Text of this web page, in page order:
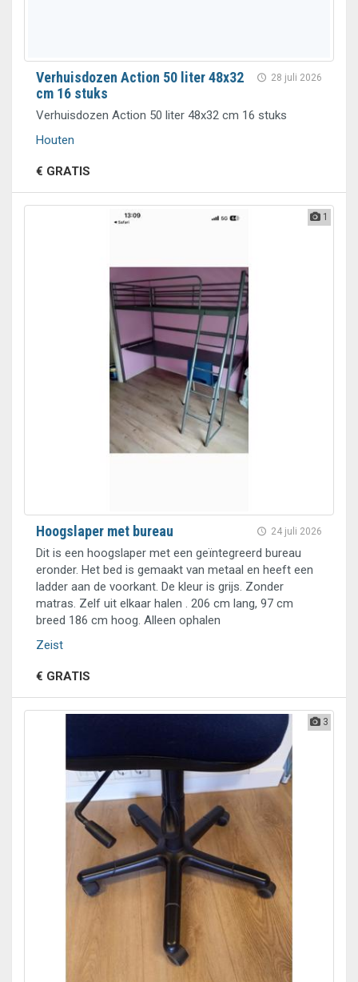
28 juli 2026
Verhuisdozen Action 50 liter 48x32
cm 16 stuks
Verhuisdozen Action 50 liter 48x32 cm 16 stuks
Houten
€ GRATIS
1
24 juli 2026
Hoogslaper met bureau
Dit is een hoogslaper met een geïntegreerd bureau
eronder. Het bed is gemaakt van metaal en heeft een
ladder aan de voorkant. De kleur is grijs. Zonder
matras. Zelf uit elkaar halen . 206 cm lang, 97 cm
breed 186 cm hoog. Alleen ophalen
Zeist
€ GRATIS
3